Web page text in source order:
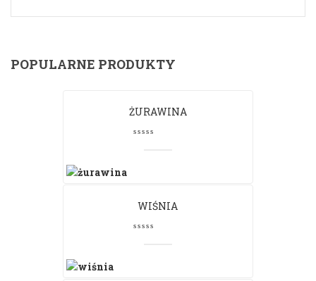
POPULARNE PRODUKTY
ŻURAWINA
WIŚNIA